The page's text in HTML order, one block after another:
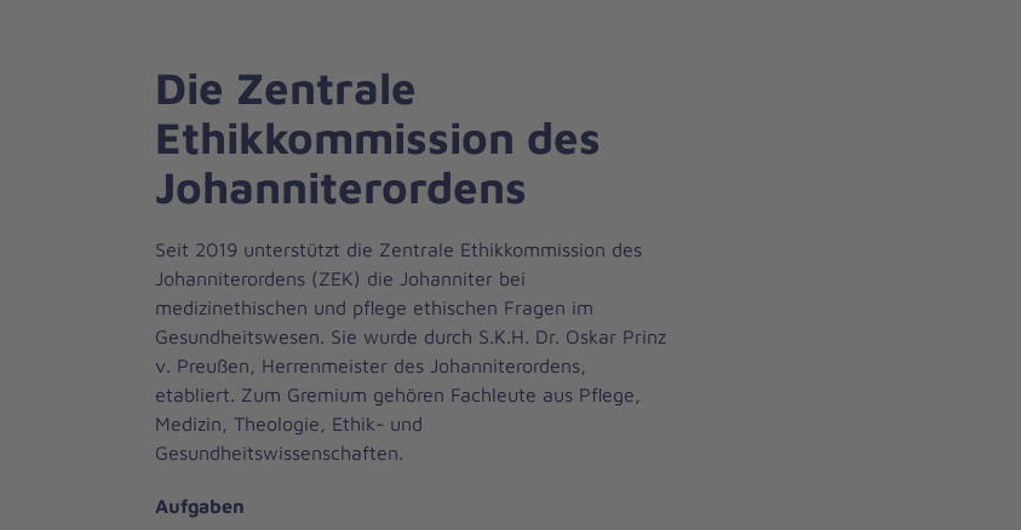
Die Zentrale
Ethikkommission des
Johanniterordens
Seit 2019 unterstützt die Zentrale Ethikkommission des
Johanniterordens (ZEK) die Johanniter bei
medizinethischen und pflege ethischen Fragen im
Gesundheitswesen. Sie wurde durch S.K.H. Dr. Oskar Prinz
v. Preußen, Herrenmeister des Johanniterordens,
etabliert. Zum Gremium gehören Fachleute aus Pflege,
Medizin, Theologie, Ethik- und
Gesundheitswissenschaften.
Aufgaben